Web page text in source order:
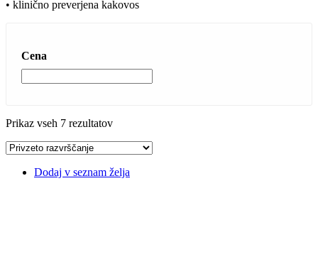
• klinično preverjena kakovos
Cena
Prikaz vseh 7 rezultatov
Dodaj v seznam želja